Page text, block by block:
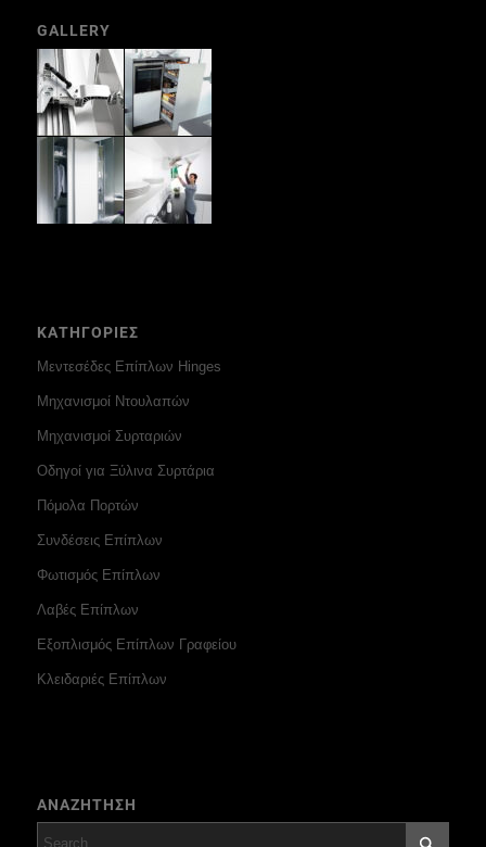
GALLERY
ΚΑΤΗΓΟΡΙΕΣ
Μεντεσέδες Επίπλων Hinges
Μηχανισμοί Ντουλαπών
Μηχανισμοί Συρταριών
Οδηγοί για Ξύλινα Συρτάρια
Πόμολα Πορτών
Συνδέσεις Επίπλων
Φωτισμός Επίπλων
Λαβές Επίπλων
Εξοπλισμός Επίπλων Γραφείου
Κλειδαριές Επίπλων
ΑΝΑΖΗΤΗΣΗ